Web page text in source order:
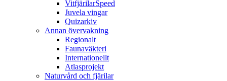
VitfjärilarSpeed
Juvela vingar
Quizarkiv
Annan övervakning
Regionalt
Faunaväkteri
Internationellt
Atlasprojekt
Naturvård och fjärilar